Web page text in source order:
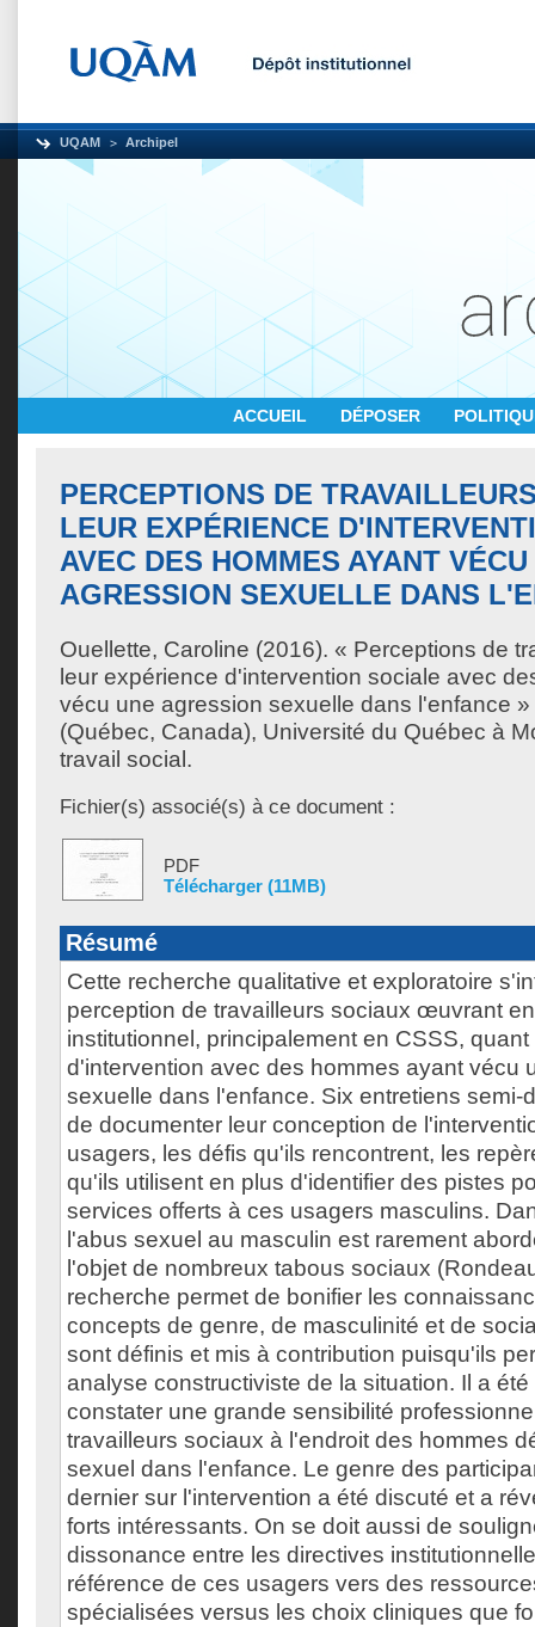
UQAM Archipel
ACCUEIL DÉPOSER
PERCEPTIONS DE
LEUR EXPÉRIENCE
AVEC DES HOMMES AYANT
AGRESSION SEXUELLE DANS
Ouellette, Caroline (2016). « Perceptions de
leur expérience d'intervention sociale avec
vécu une agression sexuelle dans l'enfance
(Québec, Canada), Université du Québec à
travail social.
Fichier(s) associé(s) à ce document :
PDF
Télécharger (11MB)
Résumé
Cette recherche qualitative et exploratoire
perception de travailleurs sociaux œuvrant
institutionnel, principalement en CSSS,
d'intervention avec des hommes ayant vécu
sexuelle dans l'enfance. Six entretiens semi-
de documenter leur conception de
usagers, les défis qu'ils rencontrent, les
qu'ils utilisent en plus d'identifier des pistes
services offerts à ces usagers masculins.
l'abus sexuel au masculin est rarement
l'objet de nombreux tabous sociaux
recherche permet de bonifier les
concepts de genre, de masculinité et de
sont définis et mis à contribution puisqu'ils
analyse constructiviste de la situation. Il a
constater une grande sensibilité
travailleurs sociaux à l'endroit des hommes
sexuel dans l'enfance. Le genre des
dernier sur l'intervention a été discuté et a
forts intéressants. On se doit aussi de
dissonance entre les directives
référence de ces usagers vers des
spécialisées versus les choix cliniques que